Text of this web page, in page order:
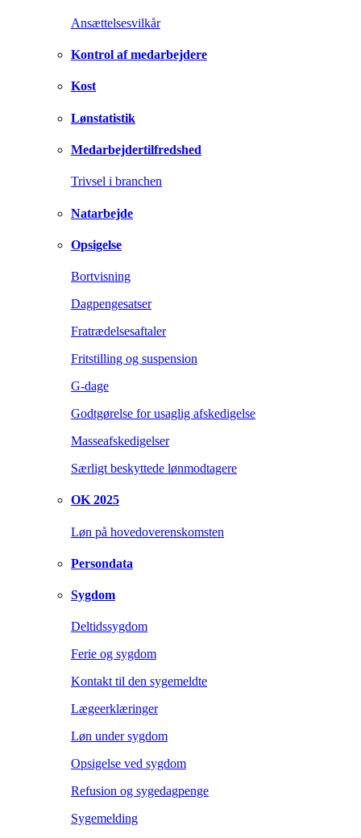
Ansættelsesvilkår
Kontrol af medarbejdere
Kost
Lønstatistik
Medarbejdertilfredshed
Trivsel i branchen
Natarbejde
Opsigelse
Bortvisning
Dagpengesatser
Fratrædelsesaftaler
Fritstilling og suspension
G-dage
Godtgørelse for usaglig afskedigelse
Masseafskedigelser
Særligt beskyttede lønmodtagere
OK 2025
Løn på hovedoverenskomsten
Persondata
Sygdom
Deltidssygdom
Ferie og sygdom
Kontakt til den sygemeldte
Lægeerklæringer
Løn under sygdom
Opsigelse ved sygdom
Refusion og sygedagpenge
Sygemelding